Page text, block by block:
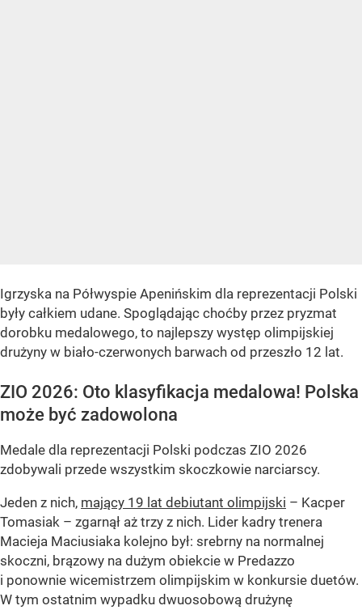
Igrzyska na Półwyspie Apenińskim dla reprezentacji Polski
były całkiem udane. Spoglądając choćby przez pryzmat
dorobku medalowego, to najlepszy występ olimpijskiej
drużyny w biało-czerwonych barwach od przeszło 12 lat.
ZIO 2026: Oto klasyfikacja medalowa! Polska
może być zadowolona
Medale dla reprezentacji Polski podczas ZIO 2026
zdobywali przede wszystkim skoczkowie narciarscy.
Jeden z nich, mający 19 lat debiutant olimpijski – Kacper
Tomasiak – zgarnął aż trzy z nich. Lider kadry trenera
Macieja Maciusiaka kolejno był: srebrny na normalnej
skoczni, brązowy na dużym obiekcie w Predazzo
i ponownie wicemistrzem olimpijskim w konkursie duetów.
W tym ostatnim wypadku dwuosobową drużynę